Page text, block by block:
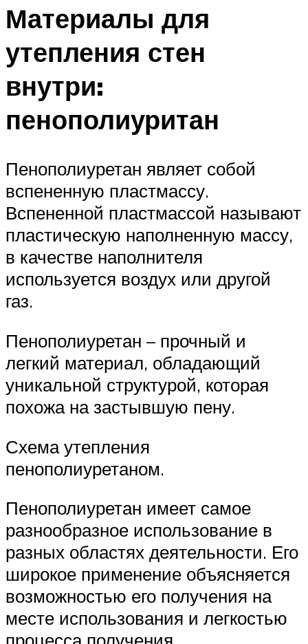
Материалы для
утепления стен
внутри:
пенополиуритан
Пенополиуретан являет собой
вспененную пластмассу.
Вспененной пластмассой называют
пластическую наполненную массу,
в качестве наполнителя
используется воздух или другой
газ.
Пенополиуретан – прочный и
легкий материал, обладающий
уникальной структурой, которая
похожа на застывшую пену.
Схема утепления
пенополиуретаном.
Пенополиуретан имеет самое
разнообразное использование в
разных областях деятельности. Его
широкое применение объясняется
возможностью его получения на
месте использования и легкостью